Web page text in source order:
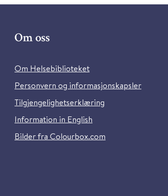
Om oss
Om Helsebiblioteket
Personvern og informasjonskapsler
Tilgjengelighetserklæring
Information in English
Bilder fra Colourbox.com